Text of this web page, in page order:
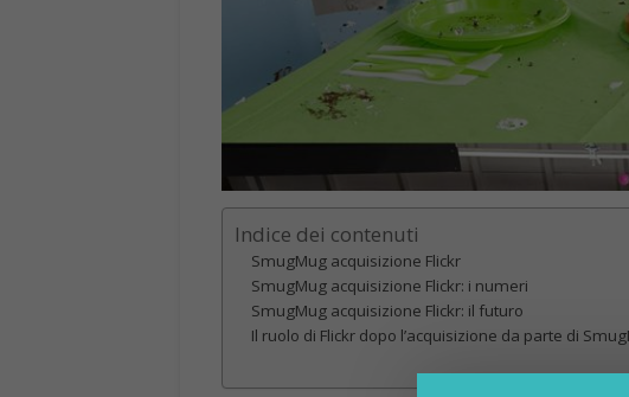
Indice dei contenuti
SmugMug acquisizione Flickr
SmugMug acquisizione Flickr: i numeri
SmugMug acquisizione Flickr: il futuro
Il ruolo di Flickr dopo l’acquisizione da parte di